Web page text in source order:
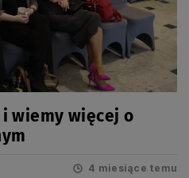
wiemy więcej o
4 miesiące temu